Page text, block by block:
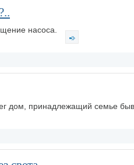
насоса.
дом, принадлежащий семье